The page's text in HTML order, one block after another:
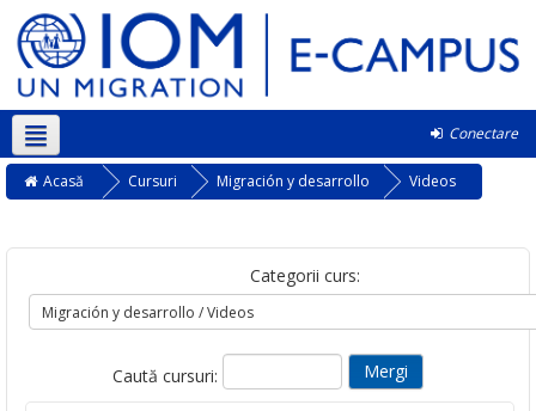
Conectare
Română ‎(ro)‎
Acasă Cursuri Migración y desarrollo Videos
Categorii curs:
Caută cursuri: